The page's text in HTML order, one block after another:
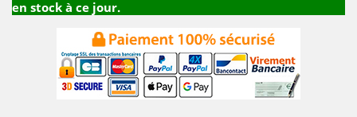
en stock à ce jour.